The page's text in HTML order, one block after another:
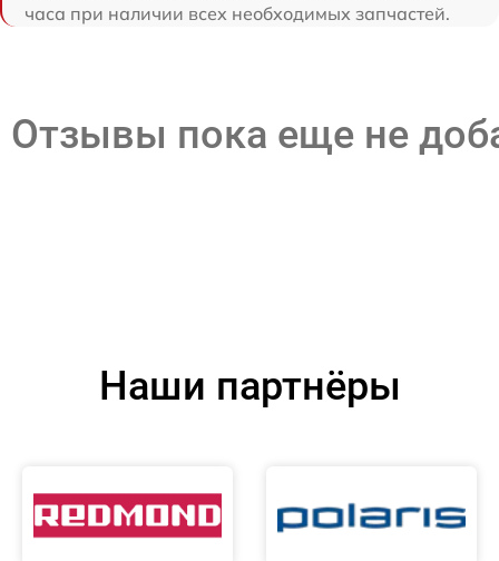
часа при наличии всех необходимых запчастей.
Отзывы пока еще не
Наши партнёры